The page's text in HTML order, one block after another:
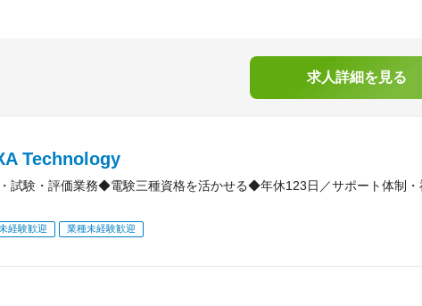
求人詳細を見る
Technology
・試験・評価業務◆電験三種資格を活かせる◆年休123日／サポート体制・
経験歓迎 業種未経験歓迎